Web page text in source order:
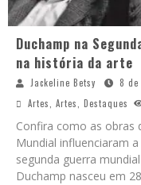
Duchamp na
na história da arte
Jackeline Betsy
8 de
Artes, Artes, Destaques
Confira como as obras
Mundial influenciaram
segunda guerra
Duchamp nasceu em